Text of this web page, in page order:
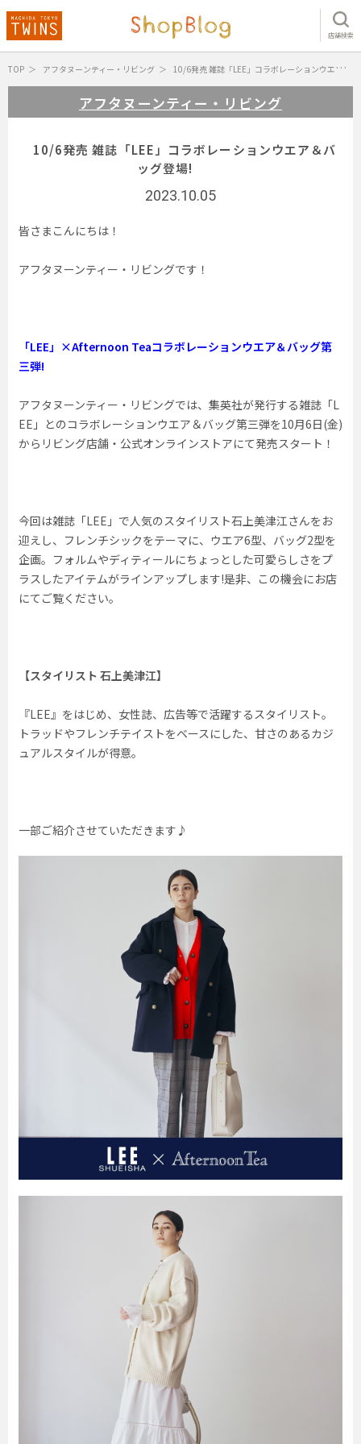
店舗検索
TOP アフタヌーンティー・リビング 10/6発売 雑誌「LEE」コラボレーションウエア＆バッグ登場!
アフタヌーンティー・リビング
10/6発売 雑誌「LEE」コラボレーションウエア＆バ
ッグ登場!
2023.10.05
皆さまこんにちは！
アフタヌーンティー・リビングです！
「LEE」×Afternoon Teaコラボレーションウエア＆バッグ第
三弾!
アフタヌーンティー・リビングでは、集英社が発行する雑誌「L
EE」とのコラボレーションウエア＆バッグ第三弾を10月6日(金)
からリビング店舗・公式オンラインストアにて発売スタート！
今回は雑誌「LEE」で人気のスタイリスト石上美津江さんをお
迎えし、フレンチシックをテーマに、ウエア6型、バッグ2型を
企画。フォルムやディティールにちょっとした可愛らしさをプ
ラスしたアイテムがラインアップします!是非、この機会にお店
にてご覧ください。
【スタイリスト 石上美津江】
『LEE』をはじめ、女性誌、広告等で活躍するスタイリスト。
トラッドやフレンチテイストをベースにした、甘さのあるカジ
ュアルスタイルが得意。
一部ご紹介させていただきます♪